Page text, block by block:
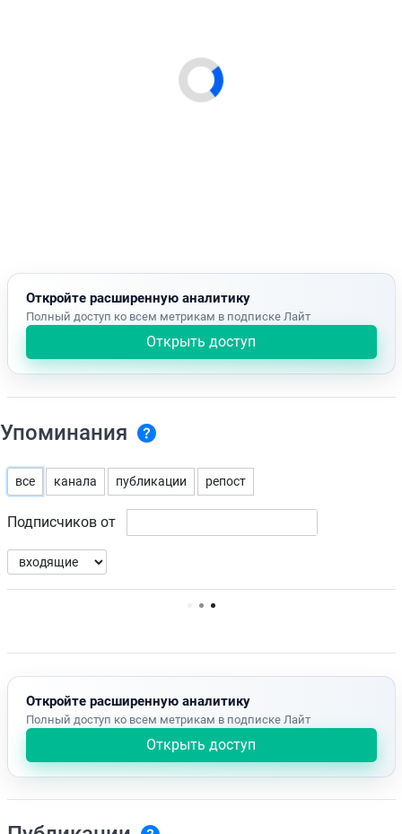
Откройте расширенную аналитику
Полный доступ ко всем метрикам в подписке Лайт
Открыть доступ
Упоминания
все канала публикации репост
Подписчиков от
Нет доступных упоминаний.
Откройте расширенную аналитику
Полный доступ ко всем метрикам в подписке Лайт
Открыть доступ